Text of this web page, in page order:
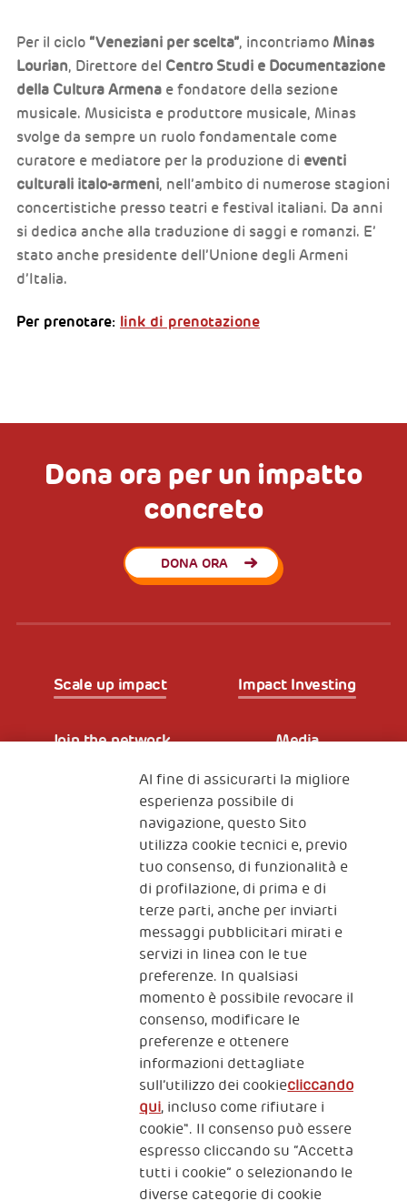
Per il ciclo “Veneziani per scelta”, incontriamo Minas
Lourian, Direttore del Centro Studi e Documentazione
della Cultura Armena e fondatore della sezione
musicale. Musicista e produttore musicale, Minas
svolge da sempre un ruolo fondamentale come
curatore e mediatore per la produzione di eventi
culturali italo-armeni, nell’ambito di numerose stagioni
concertistiche presso teatri e festival italiani. Da anni
si dedica anche alla traduzione di saggi e romanzi. E’
stato anche presidente dell’Unione degli Armeni
d’Italia.
Per prenotare: link di prenotazione
Dona ora per un impatto
concreto
DONA ORA
Scale up impact Impact Investing
Join the network Media
Iscriviti alla newsletter
Fondazione
The Human Safety Net
CONTATTACI
2, Piazza Duca degli Abruzzi 34132
Trieste Italy
Fiscal code (Italy) 90017740326
VAT code 01372940328
Al fine di assicurarti la migliore
esperienza possibile di
navigazione, questo Sito
utilizza cookie tecnici e, previo
tuo consenso, di funzionalità e
di profilazione, di prima e di
terze parti, anche per inviarti
messaggi pubblicitari mirati e
servizi in linea con le tue
preferenze. In qualsiasi
momento è possibile revocare il
consenso, modificare le
preferenze e ottenere
informazioni dettagliate
sull’utilizzo dei cookiecliccando
qui, incluso come rifiutare i
cookie". Il consenso può essere
espresso cliccando su “Accetta
tutti i cookie” o selezionando le
diverse categorie di cookie